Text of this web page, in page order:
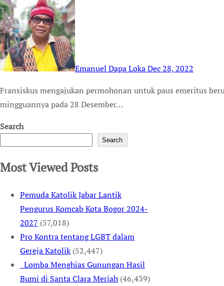
Emanuel Dapa LokaDec 28, 2022
Fransiskus mengajukan permohonan untuk paus emeritus berusia 95 tahun itu pada akhir audiensi publik
mingguannya pada 28 Desember…
Search
Search
Most Viewed Posts
Pemuda Katolik Jabar Lantik
Pengurus Komcab Kota Bogor 2024-
2027 (57,018)
Pro Kontra tentang LGBT dalam
Gereja Katolik (52,447)
Lomba Menghias Gunungan Hasil
Bumi di Santa Clara Meriah (46,439)